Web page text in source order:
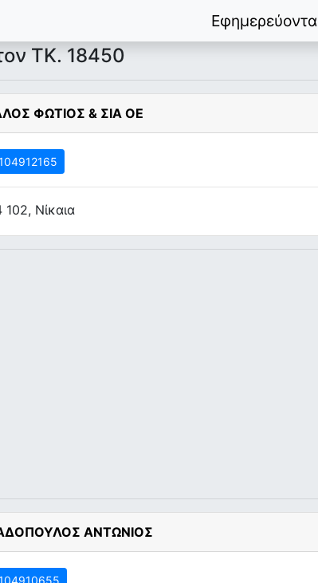
Εφημερεύοντα
ΤΚ. 18450
ΦΩΤΙΟΣ & ΣΙΑ ΟΕ
Νίκαια
ΑΝΤΩΝΙΟΣ